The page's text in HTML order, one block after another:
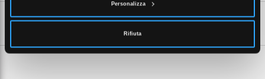
Personalizza
Rifiuta
SCHEDE TECNICHE